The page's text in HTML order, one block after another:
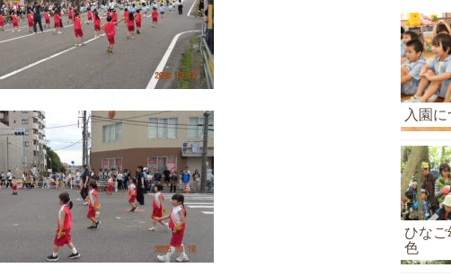
ら
せ
の
ア
ー
カ
イ
ブ
入園
ひな
色